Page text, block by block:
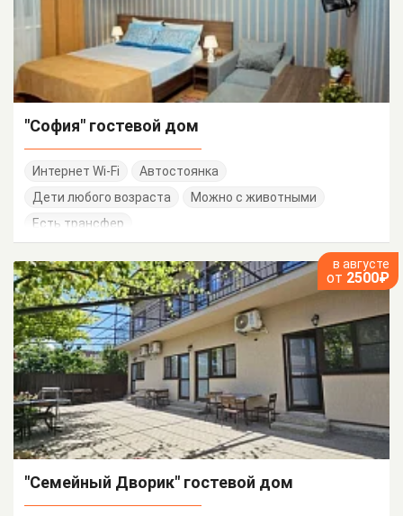
"София" гостевой дом
Интернет Wi-Fi
Автостоянка
Дети любого возраста
Можно с животными
Есть трансфер
в августе
от 2500₽
"Семейный Дворик" гостевой дом